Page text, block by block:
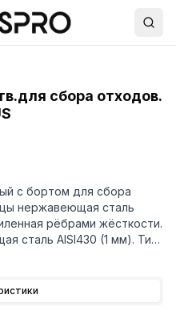
сбора отходов.
с бортом для сбора
нержавеющая сталь
рёбрами жёсткости.
сталь AISI430 (1 мм). Тип
слева. Диаметр
в разборе.